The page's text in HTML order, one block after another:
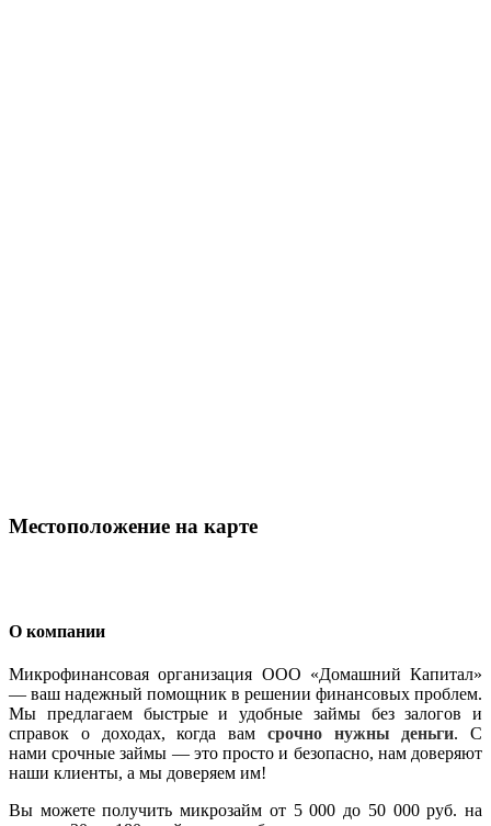
Местоположение на карте
О компании
Микрофинансовая организация ООО «Домашний Капитал»
— ваш надежный помощник в решении финансовых проблем.
Мы предлагаем быстрые и удобные займы без залогов и
справок о доходах,
когда вам срочно нужны деньги. С
намисрочные займы — это просто и безопасно, нам доверяют
наши клиенты, а мы доверяем им!
Вы можете получить микрозайм от 5 000 до 50 000 руб. на